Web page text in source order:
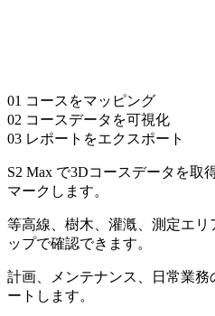
01 コースをマッピング
02 コースデータを可視化
03 レポートをエクスポート
S2 Max で3Dコースデータを取
マークします。
等高線、樹木、灌漑、測定エ
ップで確認できます。
計画、メンテナンス、日常業
ートします。